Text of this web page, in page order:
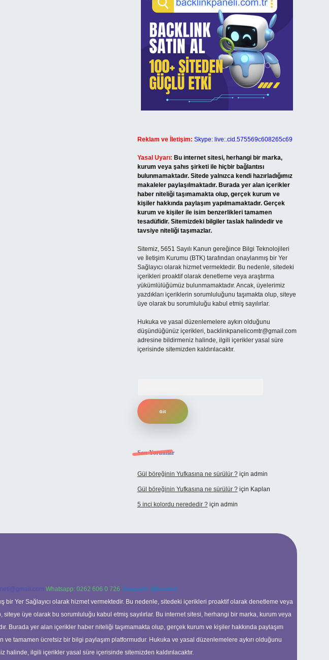
Reklam ve İletişim: Skype: live:.cid.575569c608265c69
Yasal Uyarı: Bu internet sitesi, herhangi bir marka,
kurum veya şahıs şirketi ile hiçbir bağlantısı
bulunmamaktadır. Sitede yalnızca kendi hazırladığımız
makaleler paylaşılmaktadır. Burada yer alan içerikler
haber niteliği taşımamakta olup, gerçek kurum ve
kişiler hakkında paylaşım yapılmamaktadır. Gerçek
kurum ve kişiler ile isim benzerlikleri tamamen
tesadüfidir. Sitemizdeki bilgiler taslak halindedir ve
tavsiye niteliği taşımazlar.
Sitemiz, 5651 Sayılı Kanun gereğince Bilgi Teknolojileri
ve İletişim Kurumu (BTK) tarafından onaylanmış bir Yer
Sağlayıcı olarak hizmet vermektedir. Bu nedenle, sitedeki
içerikleri proaktif olarak denetleme veya araştırma
yükümlülüğümüz bulunmamaktadır. Ancak, üyelerimiz
yazdıkları içeriklerin sorumluluğunu taşımakta olup, siteye
üye olarak bu sorumluluğu kabul etmiş sayılırlar.
Hukuka ve yasal düzenlemelere aykırı olduğunu
düşündüğünüz içerikleri, backlinkpanelicomtr@gmail.com
adresine bildirmeniz halinde, ilgili içerikler yasal süre
içerisinde sitemizden kaldırılacaktır.
Son Yorumlar
Gül böreğinin Yufkasına ne sürülür ?için admin
Gül böreğinin Yufkasına ne sürülür ?için Kaplan
5 inci kolordu nerededir ?için admin
Whatsapp: 0262 606 0 726 Telegram: @karabul
Yer Sağlayıcı olarak hizmet vermektedir. Bu nedenle, sitedeki içerikleri proaktif olarak denetleme veya
üye olarak bu sorumluluğu kabul etmiş sayılırlar. Bu internet sitesi, herhangi bir marka, kurum veya
Burada yer alan içerikler haber niteliği taşımamakta olup, gerçek kurum ve kişiler hakkında paylaşım
tamamen ücretsiz bir bilgi paylaşım platformudur. Hukuka ve yasal düzenlemelere aykırı olduğunu
halinde, ilgili içerikler yasal süre içerisinde sitemizden kaldırılacaktır.